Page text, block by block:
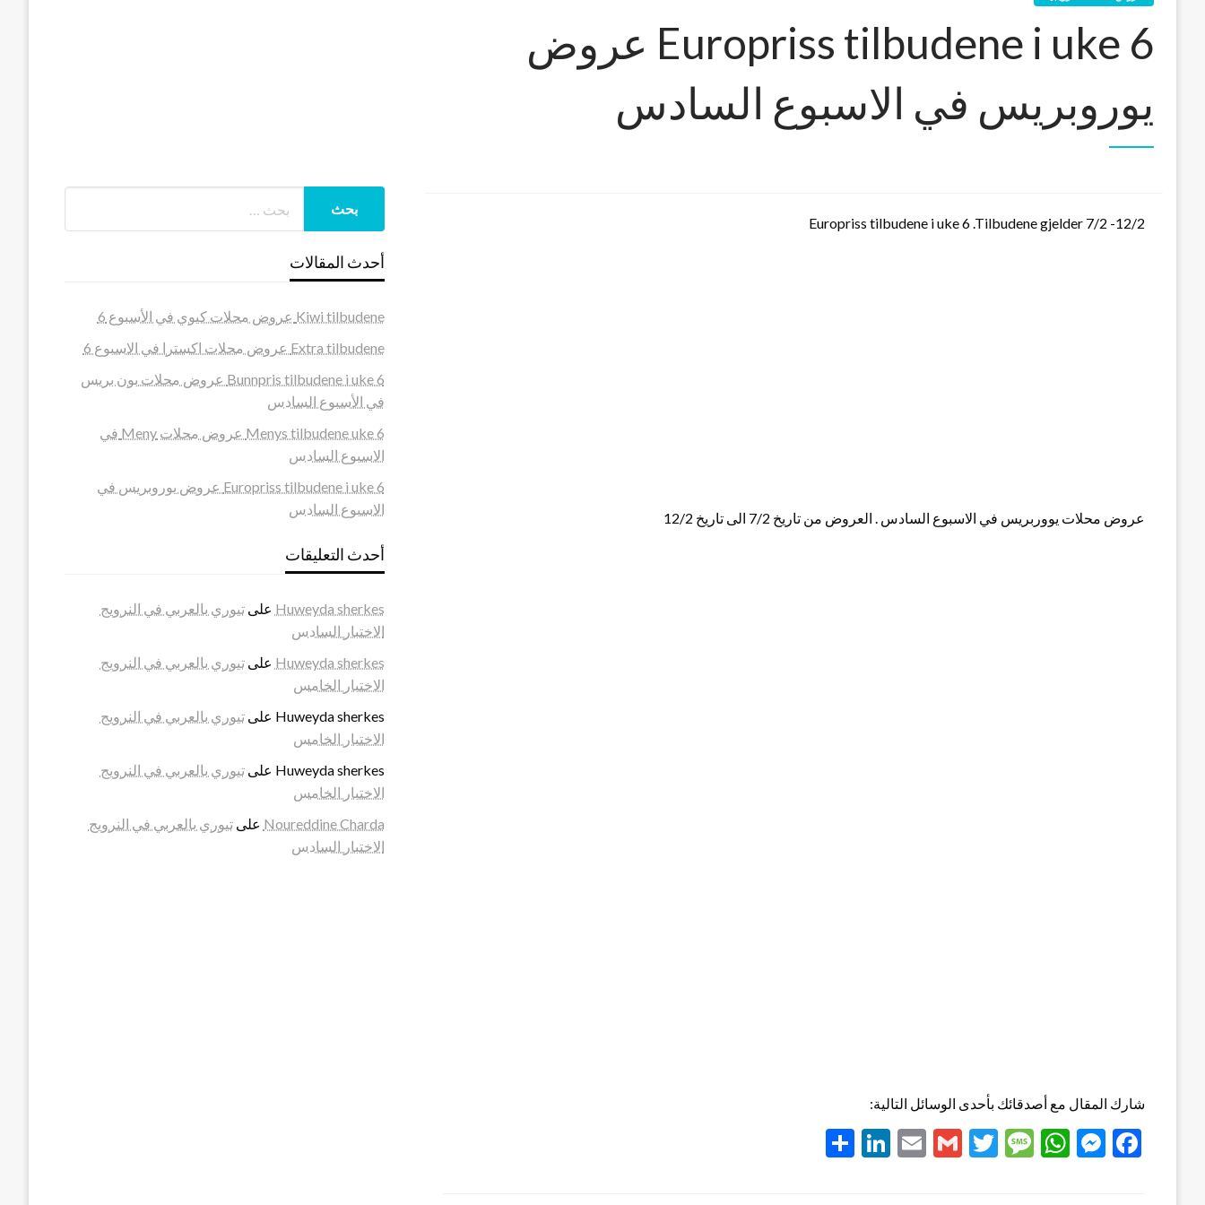
Europriss tilbudene i uke 6 عروض
يوروبريس في الاسبوع السادس
Europriss tilbudene i uke 6 .Tilbudene gjelder 7/2 -12/2
عروض محلات يووربريس في الاسبوع السادس . العروض من تاريخ 7/2 الى تاريخ 12/2
شارك المقال مع أصدقائك بأحدى الوسائل التالية:
Facebook
Messenger
WhatsApp
Message
Twitter
Gmail
Email
LinkedIn
أحدث المقالات
Kiwi tilbudene عروض محلات كيوي في الأسبوع 6
Extra tilbudene عروض محلات اكسترا في الاسبوع 6
Bunnpris tilbudene i uke 6 عروض محلات بون بريس
في الأسبوع السادس
Menys tilbudene uke 6 عروض محلات Meny في
الاسبوع السادس
Europriss tilbudene i uke 6 عروض يوروبريس في
الاسبوع السادس
أحدث التعليقات
Huweyda sherkes علىتيوري بالعربي في النرويج
الاختبار السادس
Huweyda sherkes علىتيوري بالعربي في النرويج
الاختبار الخامس
Huweyda sherkes علىتيوري بالعربي في النرويج
الاختبار الخامس
Huweyda sherkes علىتيوري بالعربي في النرويج
الاختبار الخامس
Noureddine Charda علىتيوري بالعربي في النرويج
الاختبار السادس